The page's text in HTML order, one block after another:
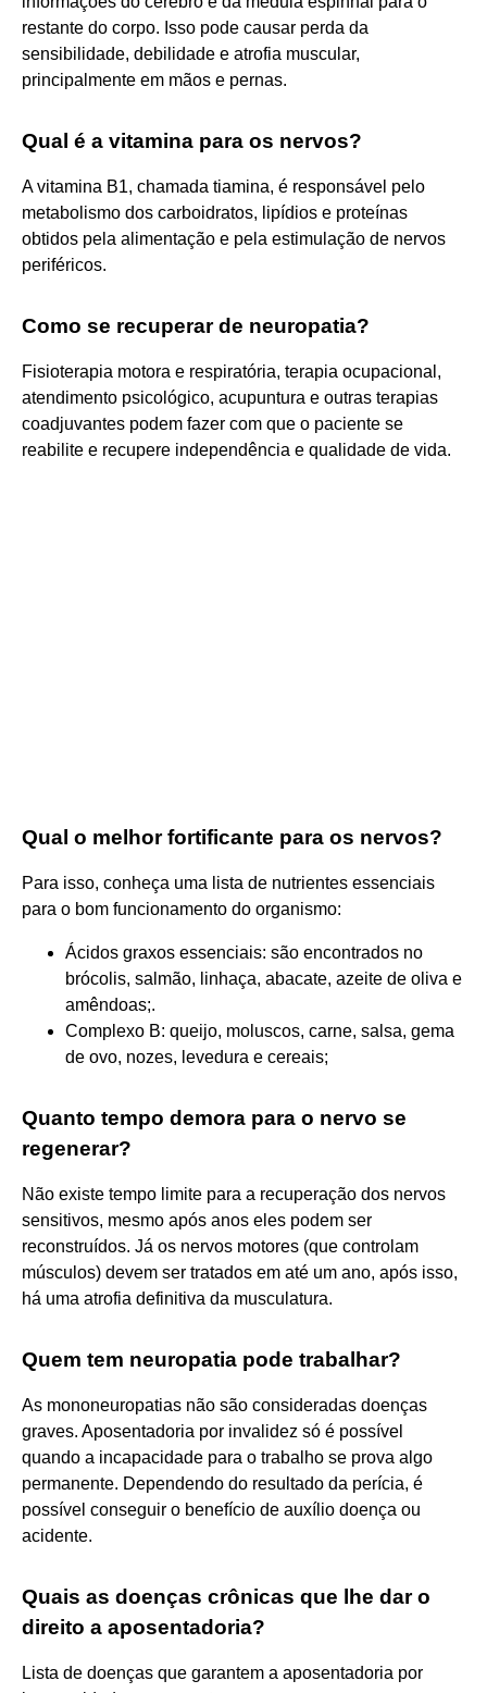
restante do corpo. Isso pode causar perda da
sensibilidade, debilidade e atrofia muscular,
principalmente em mãos e pernas.
Qual é a vitamina para os nervos?
A vitamina B1, chamada tiamina, é responsável pelo
metabolismo dos carboidratos, lipídios e proteínas
obtidos pela alimentação e pela estimulação de nervos
periféricos.
Como se recuperar de neuropatia?
Fisioterapia motora e respiratória, terapia ocupacional,
atendimento psicológico, acupuntura e outras terapias
coadjuvantes podem fazer com que o paciente se
reabilite e recupere independência e qualidade de vida.
Qual o melhor fortificante para os nervos?
Para isso, conheça uma lista de nutrientes essenciais
para o bom funcionamento do organismo:
Ácidos graxos essenciais: são encontrados no
brócolis, salmão, linhaça, abacate, azeite de oliva e
amêndoas;.
Complexo B: queijo, moluscos, carne, salsa, gema
de ovo, nozes, levedura e cereais;
Quanto tempo demora para o nervo se
regenerar?
Não existe tempo limite para a recuperação dos nervos
sensitivos, mesmo após anos eles podem ser
reconstruídos. Já os nervos motores (que controlam
músculos) devem ser tratados em até um ano, após isso,
há uma atrofia definitiva da musculatura.
Quem tem neuropatia pode trabalhar?
As mononeuropatias não são consideradas doenças
graves. Aposentadoria por invalidez só é possível
quando a incapacidade para o trabalho se prova algo
permanente. Dependendo do resultado da perícia, é
possível conseguir o benefício de auxílio doença ou
acidente.
Quais as doenças crônicas que lhe dar o
direito a aposentadoria?
Lista de doenças que garantem a aposentadoria por